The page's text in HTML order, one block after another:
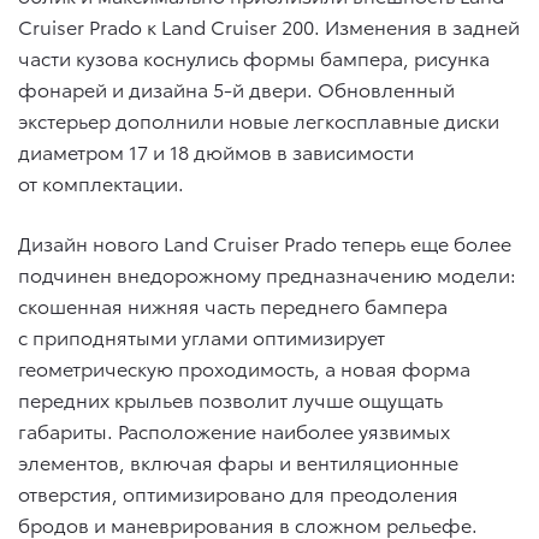
Cruiser Prado к Land Cruiser 200. Изменения в задней
части кузова коснулись формы бампера, рисунка
фонарей и дизайна 5-й двери. Обновленный
экстерьер дополнили новые легкосплавные диски
диаметром 17 и 18 дюймов в зависимости
от комплектации.
Дизайн нового Land Cruiser Prado теперь еще более
подчинен внедорожному предназначению модели:
скошенная нижняя часть переднего бампера
с приподнятыми углами оптимизирует
геометрическую проходимость, а новая форма
передних крыльев позволит лучше ощущать
габариты. Расположение наиболее уязвимых
элементов, включая фары и вентиляционные
отверстия, оптимизировано для преодоления
бродов и маневрирования в сложном рельефе.